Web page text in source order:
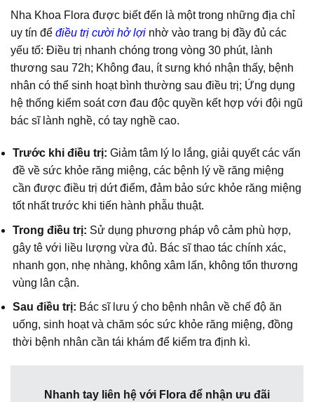
Nha Khoa Flora được biết đến là một trong những địa chỉ
uy tín để điều trị cười hở lợi nhờ vào trang bị đầy đủ các
yếu tố: Điều trị nhanh chóng trong vòng 30 phút, lành
thương sau 72h; Không đau, ít sưng khó nhận thấy, bệnh
nhân có thể sinh hoạt bình thường sau điều trị; Ứng dụng
hệ thống kiểm soát cơn đau độc quyền kết hợp với đội ngũ
bác sĩ lành nghề, có tay nghề cao.
Trước khi điều trị: Giảm tâm lý lo lắng, giải quyết các vấn
đề về sức khỏe răng miệng, các bệnh lý về răng miệng
cần được điều trị dứt điểm, đảm bảo sức khỏe răng miệng
tốt nhất trước khi tiến hành phẫu thuật.
Trong điều trị: Sử dụng phương pháp vô cảm phù hợp,
gây tê với liều lượng vừa đủ. Bác sĩ thao tác chính xác,
nhanh gọn, nhẹ nhàng, không xâm lấn, không tổn thương
vùng lân cận.
Sau điều trị: Bác sĩ lưu ý cho bệnh nhân về chế độ ăn
uống, sinh hoạt và chăm sóc sức khỏe răng miệng, đồng
thời bệnh nhân cần tái khám để kiểm tra định kì.
Nhanh tay liên hệ với Flora để nhận ưu đãi